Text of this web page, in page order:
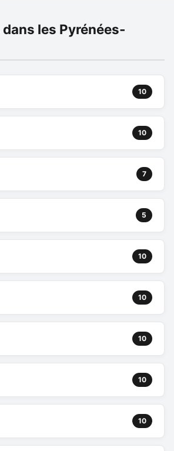
les Pyrénées-
10
10
7
5
10
10
10
10
10